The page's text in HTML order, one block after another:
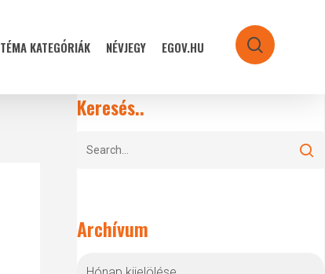
TÉMA KATEGÓRIÁK NÉVJEGY EGOV.HU search
Keresés..
Archívum